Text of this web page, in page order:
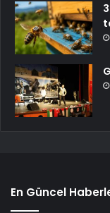
En Güncel